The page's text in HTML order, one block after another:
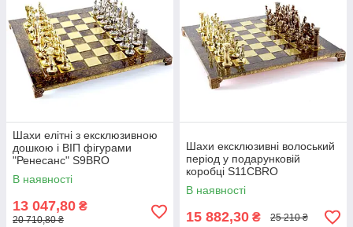
Шахи елітні з ексклюзивною
дошкою і ВІП фігурами
"Ренесанс" S9BRO
В наявності
13 047,80 ₴
20 710,80 ₴
Шахи ексклюзивні волоський
період у подарунковій
коробці S11CBRO
В наявності
15 882,30 ₴ 25 210 ₴